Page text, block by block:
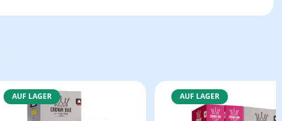
AUF LAGER AUF LAGER